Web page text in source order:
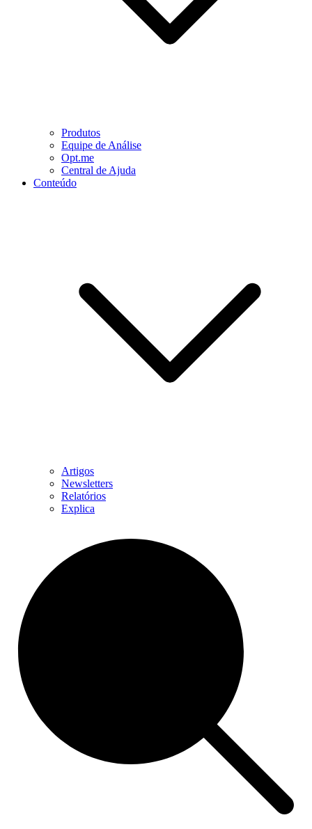
Produtos
Equipe de Análise
Opt.me
Central de Ajuda
Conteúdo
Artigos
Newsletters
Relatórios
Explica